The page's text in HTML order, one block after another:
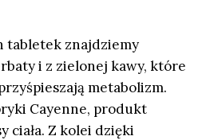
tabletek znajdziemy
i z zielonej kawy, które
metabolizm.
Cayenne, produkt
ciała. Z kolei dzięki